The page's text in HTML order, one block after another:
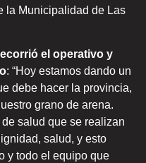
la Municipalidad de Las
el operativo y
: “Hoy estamos dando un
debe hacer la provincia,
grano de arena.
salud que se realizan
salud, y esto
y todo el equipo que